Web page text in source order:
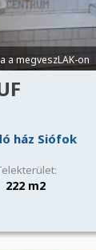
a megveszLAK-on
ház Siófok
222 m2